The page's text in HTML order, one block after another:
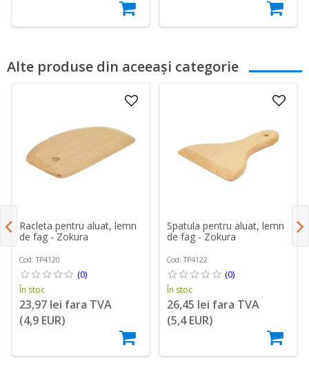
Alte produse din aceeași categorie
Racleta pentru aluat, lemn
de fag - Zokura
Cod: TP4120
(0)
În stoc
23,97 lei fara TVA
(4,9 EUR)
Spatula pentru aluat, lemn
de fag - Zokura
Cod: TP4122
(0)
În stoc
26,45 lei fara TVA
(5,4 EUR)